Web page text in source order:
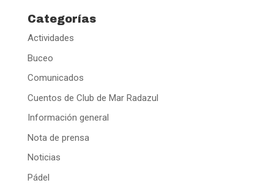
Categorías
Actividades
Buceo
Comunicados
Cuentos de Club de Mar Radazul
Información general
Nota de prensa
Noticias
Pádel